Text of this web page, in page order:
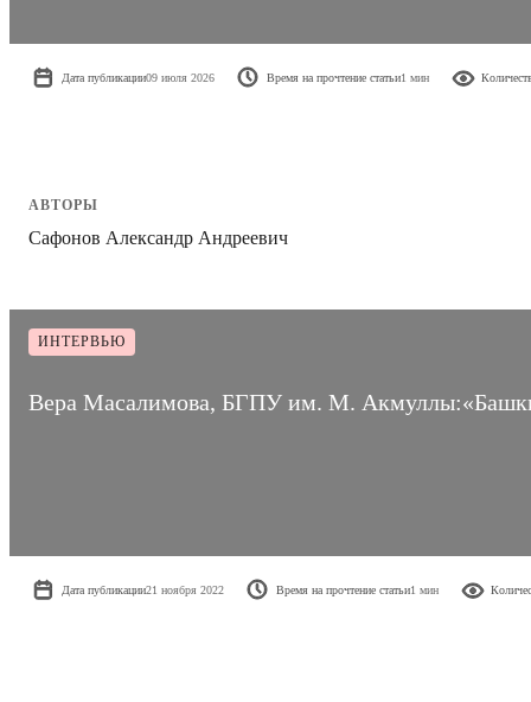
Дата публикации09 июля 2026 Время на прочтение статьи1 мин
АВТОРЫ
Сафонов Александр Андреевич
ИНТЕРВЬЮ
Вера Масалимова, БГПУ им. М.
Дата публикации21 ноября 2022 Время на прочтение статьи1 мин